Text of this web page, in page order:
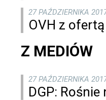
27 PAŹDZIERNIKA
OVH z
Z MEDIÓW
27 PAŹDZIERNIKA
DGP: